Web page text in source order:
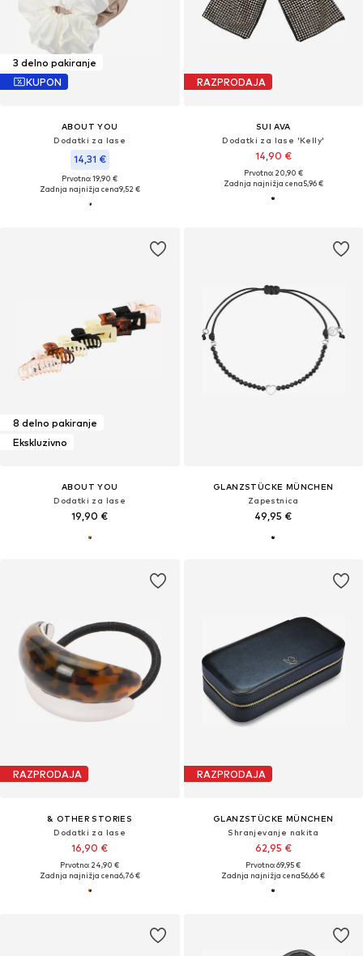
3 delno pakiranje
KUPON
ABOUT YOU
Dodatki za lase
14,31 €
Prvotno: 19,90 €
Zadnja najnižja cena9,52 €
RAZPRODAJA
SUI AVA
Dodatki za lase 'Kelly'
14,90 €
Prvotno: 20,90 €
Zadnja najnižja cena5,96 €
8 delno pakiranje
Ekskluzivno
ABOUT YOU
Dodatki za lase
19,90 €
GLANZSTÜCKE MÜNCHEN
Zapestnica
49,95 €
RAZPRODAJA
& OTHER STORIES
Dodatki za lase
16,90 €
Prvotno: 24,90 €
Zadnja najnižja cena6,76 €
RAZPRODAJA
GLANZSTÜCKE MÜNCHEN
Shranjevanje nakita
62,95 €
Prvotno: 69,95 €
Zadnja najnižja cena56,66 €